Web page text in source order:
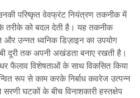
परिष्कृत वेवफ्रंट नियंत्रण तकनीक में
के तरीके को बदल देती है। यह तकनीक
और उन्नत ध्वनिक डिज़ाइन का उपयोग
दूरी तक अपनी अखंडता बनाए रखती है।
फैलाव विशेषताओं के साथ विकसित किया
रूप से काम करके निर्बाध कवरेज उत्पन्न
घटकों के बीच विनाशकारी हस्तक्षेप